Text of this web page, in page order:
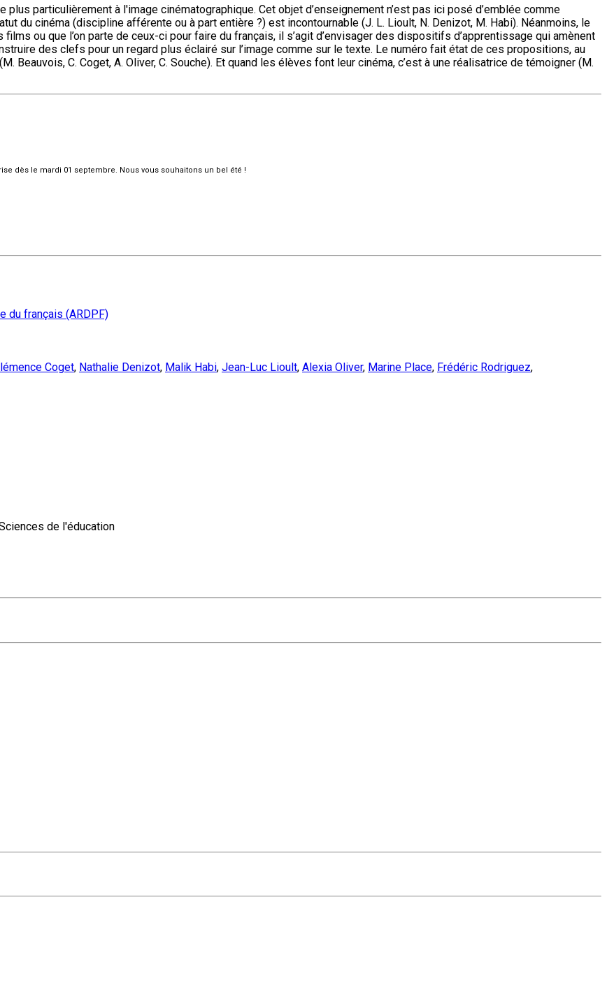
plus particulièrement à l'image cinématographique. Cet objet d’enseignement n’est pas ici posé d’emblée comme
du cinéma (discipline afférente ou à part entière ?) est incontournable (J. L. Lioult, N. Denizot, M. Habi). Néanmoins, le
ou que l’on parte de ceux-ci pour faire du français, il s’agit d’envisager des dispositifs d’apprentissage qui amènent
des clefs pour un regard plus éclairé sur l’image comme sur le texte. Le numéro fait état de ces propositions, au
Beauvois, C. Coget, A. Oliver, C. Souche). Et quand les élèves font leur cinéma, c’est à une réalisatrice de témoigner (M.
dès le mardi 01 septembre. Nous vous souhaitons un bel été !
du français (ARDPF)
Coget, Nathalie Denizot, Malik Habi, Jean-Luc Lioult, Alexia Oliver, Marine Place, Frédéric Rodriguez,
de l'éducation